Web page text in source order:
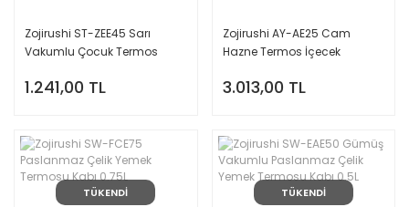
Zojirushi ST-ZEE45 Sarı
Vakumlu Çocuk Termos
1.241,00 TL
Zojirushi AY-AE25 Cam
Hazne Termos İçecek
3.013,00 TL
TÜKENDİ TÜKENDİ